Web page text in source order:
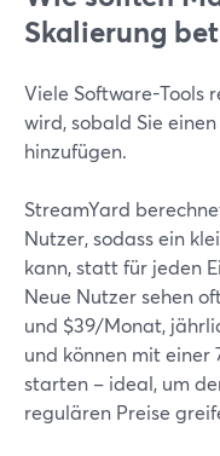
Skalierung
Viele Software-Tools
wird, sobald Sie
hinzufügen.
StreamYard
Nutzer, sodass ein
kann, statt für jeden
Neue Nutzer sehen
und $39/Monat,
und können mit einer
starten – ideal, um
regulären Preise